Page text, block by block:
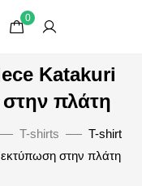
0
Katakuri
πλάτη
T-shirts
T-shirt
στην πλάτη